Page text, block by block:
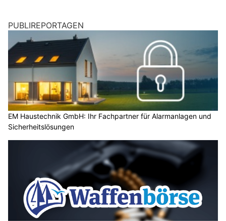
PUBLIREPORTAGEN
EM Haustechnik GmbH: Ihr Fachpartner für Alarmanlagen und
Sicherheitslösungen